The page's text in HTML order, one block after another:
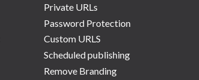
Private URLs
Password Protection
Custom URLS
Scheduled publishing
Remove Branding